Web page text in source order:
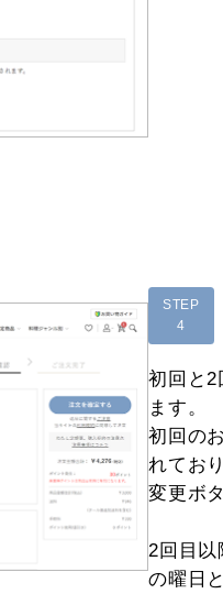
STEP
4
初回と2
ます。
初回の
れてお
変更ボ
2回目以
の曜日